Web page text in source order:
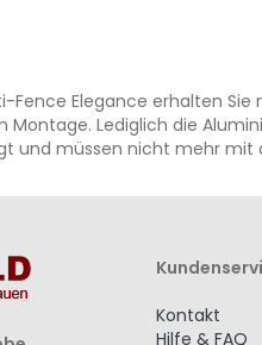
Fence Elegance erhalten
Montage. Lediglich die
und müssen nicht mehr mit
Kontakt
Hilfe & FAQ